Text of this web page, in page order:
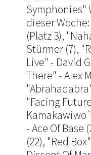
Symphonies"
dieser
(Platz 3),
Stürmer (7),
Live" - David
There" - Alex
"Facing
- Ace Of Base
(22), "Red